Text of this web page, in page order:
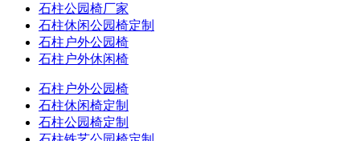
石柱公园椅厂家
石柱休闲公园椅定制
石柱户外公园椅
石柱户外休闲椅
石柱户外公园椅
石柱休闲椅定制
石柱公园椅定制